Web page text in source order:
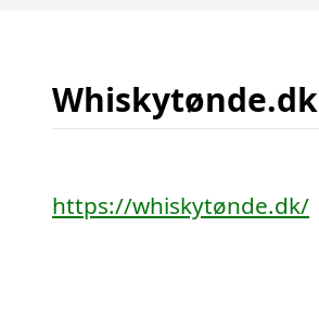
Whiskytønde.dk
https://whiskytønde.dk/